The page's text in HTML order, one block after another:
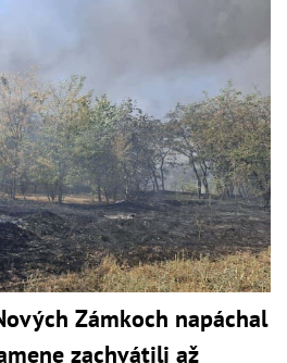
Zámkoch napáchal
zachvátili až